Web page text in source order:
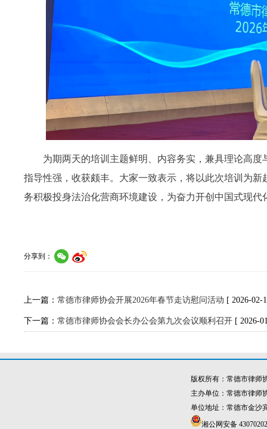
为期两天的培训主题鲜明、内容务实， 兼具理论高度
指导性强，收获颇丰。 大家一致表示，将以此次培训为
务积极投身法治化营商环境建设，为奋力开创中国式现
分享到：
上一篇： 常德市律师协会开展2026年春节走访慰问活动 [ 2026-02-
下一篇： 常德市律师协会会长办公会第九次会议顺利召开 [ 2026-
版权所有：常德市律
主办单位：常德市律
单位地址：常德市金沙
湘公网安备